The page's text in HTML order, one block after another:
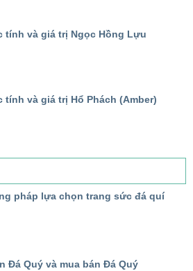
tính và giá trị Ngọc Hồng Lựu
tính và giá trị Hổ Phách (Amber)
pháp lựa chọn trang sức đá quí
Đá Quý và mua bán Đá Quý